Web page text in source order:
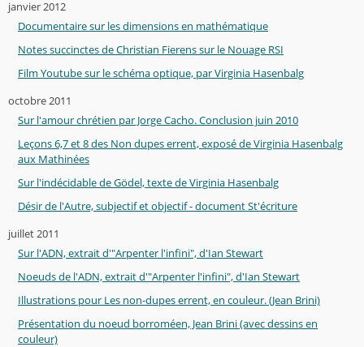
janvier 2012
Documentaire sur les dimensions en mathématique
Notes succinctes de Christian Fierens sur le Nouage RSI
Film Youtube sur le schéma optique, par Virginia Hasenbalg
octobre 2011
Sur l'amour chrétien par Jorge Cacho. Conclusion juin 2010
Leçons 6,7 et 8 des Non dupes errent, exposé de Virginia Hasenbalg
aux Mathinées
Sur l'indécidable de Gödel, texte de Virginia Hasenbalg
Désir de l'Autre, subjectif et objectif - document St'écriture
juillet 2011
Sur l'ADN, extrait d'"Arpenter l'infini", d'Ian Stewart
Noeuds de l'ADN, extrait d'"Arpenter l'infini", d'Ian Stewart
Illustrations pour Les non-dupes errent, en couleur. (Jean Brini)
Présentation du noeud borroméen, Jean Brini (avec dessins en
couleur)